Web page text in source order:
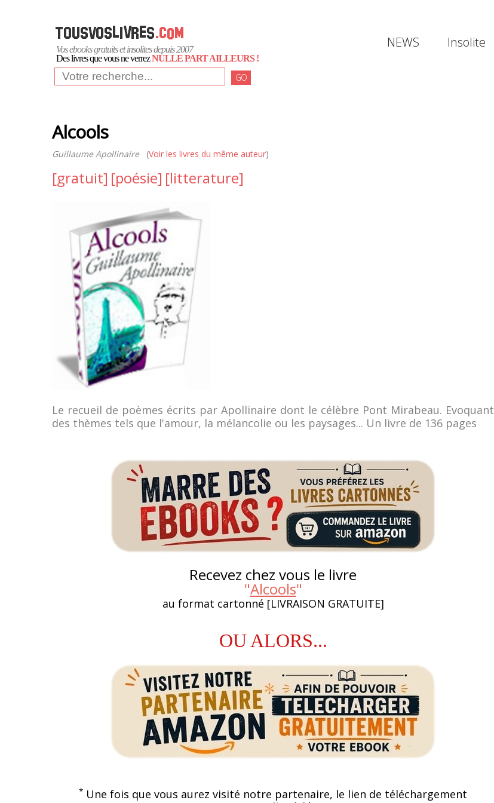
Vos ebooks gratuits et insolites depuis 2007
Des livres que vous ne verrezNULLE PART AILLEURS !
GO
NEWS Insolite
Alcools
Guillaume Apollinaire(Voir les livres du même auteur)
[gratuit] [poésie] [litterature]
Le recueil de poèmes écrits par Apollinaire dont le célèbre Pont Mirabeau. Evoquant
des thèmes tels que l'amour, la mélancolie ou les paysages... Un livre de 136 pages
Recevez chez vous le livre
"Alcools"
au format cartonné [LIVRAISON GRATUITE]
OU ALORS...
* Une fois que vous aurez visité notre partenaire, le lien de téléchargement